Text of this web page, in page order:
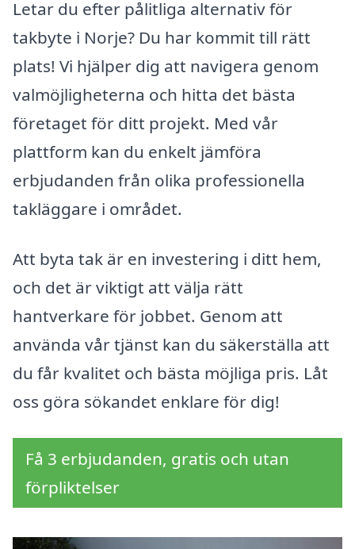
Letar du efter pålitliga alternativ för
takbyte i Norje? Du har kommit till rätt
plats! Vi hjälper dig att navigera genom
valmöjligheterna och hitta det bästa
företaget för ditt projekt. Med vår
plattform kan du enkelt jämföra
erbjudanden från olika professionella
takläggare i området.
Att byta tak är en investering i ditt hem,
och det är viktigt att välja rätt
hantverkare för jobbet. Genom att
använda vår tjänst kan du säkerställa att
du får kvalitet och bästa möjliga pris. Låt
oss göra sökandet enklare för dig!
Få 3 erbjudanden, gratis och utan
förpliktelser